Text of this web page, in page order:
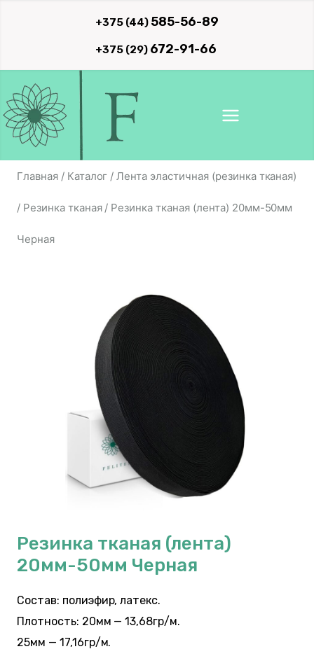
+375 (44) 585-56-89
+375 (29) 672-91-66
Главная / Каталог / Лента эластичная (резинка тканая)
/ Резинка тканая / Резинка тканая (лента) 20мм-50мм
Черная
Резинка тканая (лента)
20мм-50мм Черная
Состав: полиэфир, латекс.
Плотность: 20мм — 13,68гр/м.
25мм — 17,16гр/м.